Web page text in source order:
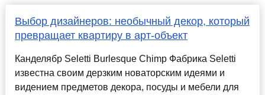
Выбор дизайнеров: необычный декор, который
превращает квартиру в арт-объект
Канделябр Seletti Burlesque Chimp Фабрика Seletti
известна своим дерзким новаторским идеями и
видением предметов декора, посуды и мебели для